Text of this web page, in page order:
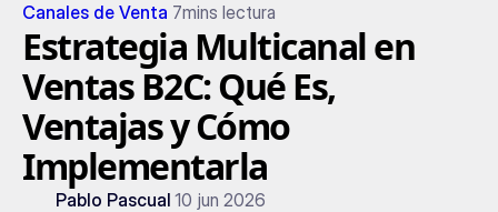
Canales de Venta 7mins lectura
Estrategia Multicanal en
Ventas B2C: Qué Es,
Ventajas y Cómo
Implementarla
Pablo Pascual 10 jun 2026